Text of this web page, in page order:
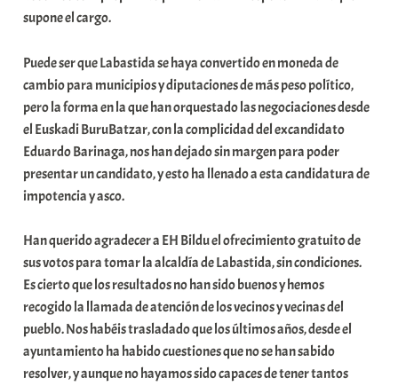
supone el cargo.
Puede ser que Labastida se haya convertido en moneda de
cambio para municipios y diputaciones de más peso político,
pero la forma en la que han orquestado las negociaciones desde
el Euskadi BuruBatzar, con la complicidad del excandidato
Eduardo Barinaga, nos han dejado sin margen para poder
presentar un candidato, y esto ha llenado a esta candidatura de
impotencia y asco.
Han querido agradecer a EH Bildu el ofrecimiento gratuito de
sus votos para tomar la alcaldía de Labastida, sin condiciones.
Es cierto que los resultados no han sido buenos y hemos
recogido la llamada de atención de los vecinos y vecinas del
pueblo. Nos habéis trasladado que los últimos años, desde el
ayuntamiento ha habido cuestiones que no se han sabido
resolver, y aunque no hayamos sido capaces de tener tantos